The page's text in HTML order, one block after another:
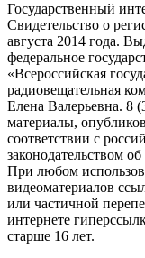
Государственный
Cвидетельство о
августа 2014 года.
федеральное
«Всероссийская
радиовещательная
Елена Валерьевна. 8
материалы,
соответствии с
законодательством
При любом
видеоматериалов
или частичной
интернете
старше 16 лет.